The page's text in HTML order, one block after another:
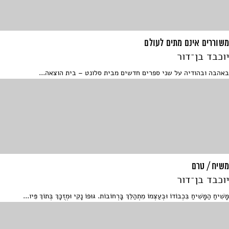
משוררים אינם מתים לעולם
יוכבד בן־דור
באהבה ובהודיה על שני ספרים חדשים מבית סלונט – בית הוצאה...
משיח / טרם
יוכבד בן־דור
מָּשִׁיחַ הַמָּשִׁיחַ בִּכְבוֹדוֹ וּבְעַצְמוֹ מִתְהַלֵּךְ בָּרְחוֹבוֹת. גּוּפוֹ נָקִי וּמְזֻכָּךְ בְּתוֹךְ פִּיו...